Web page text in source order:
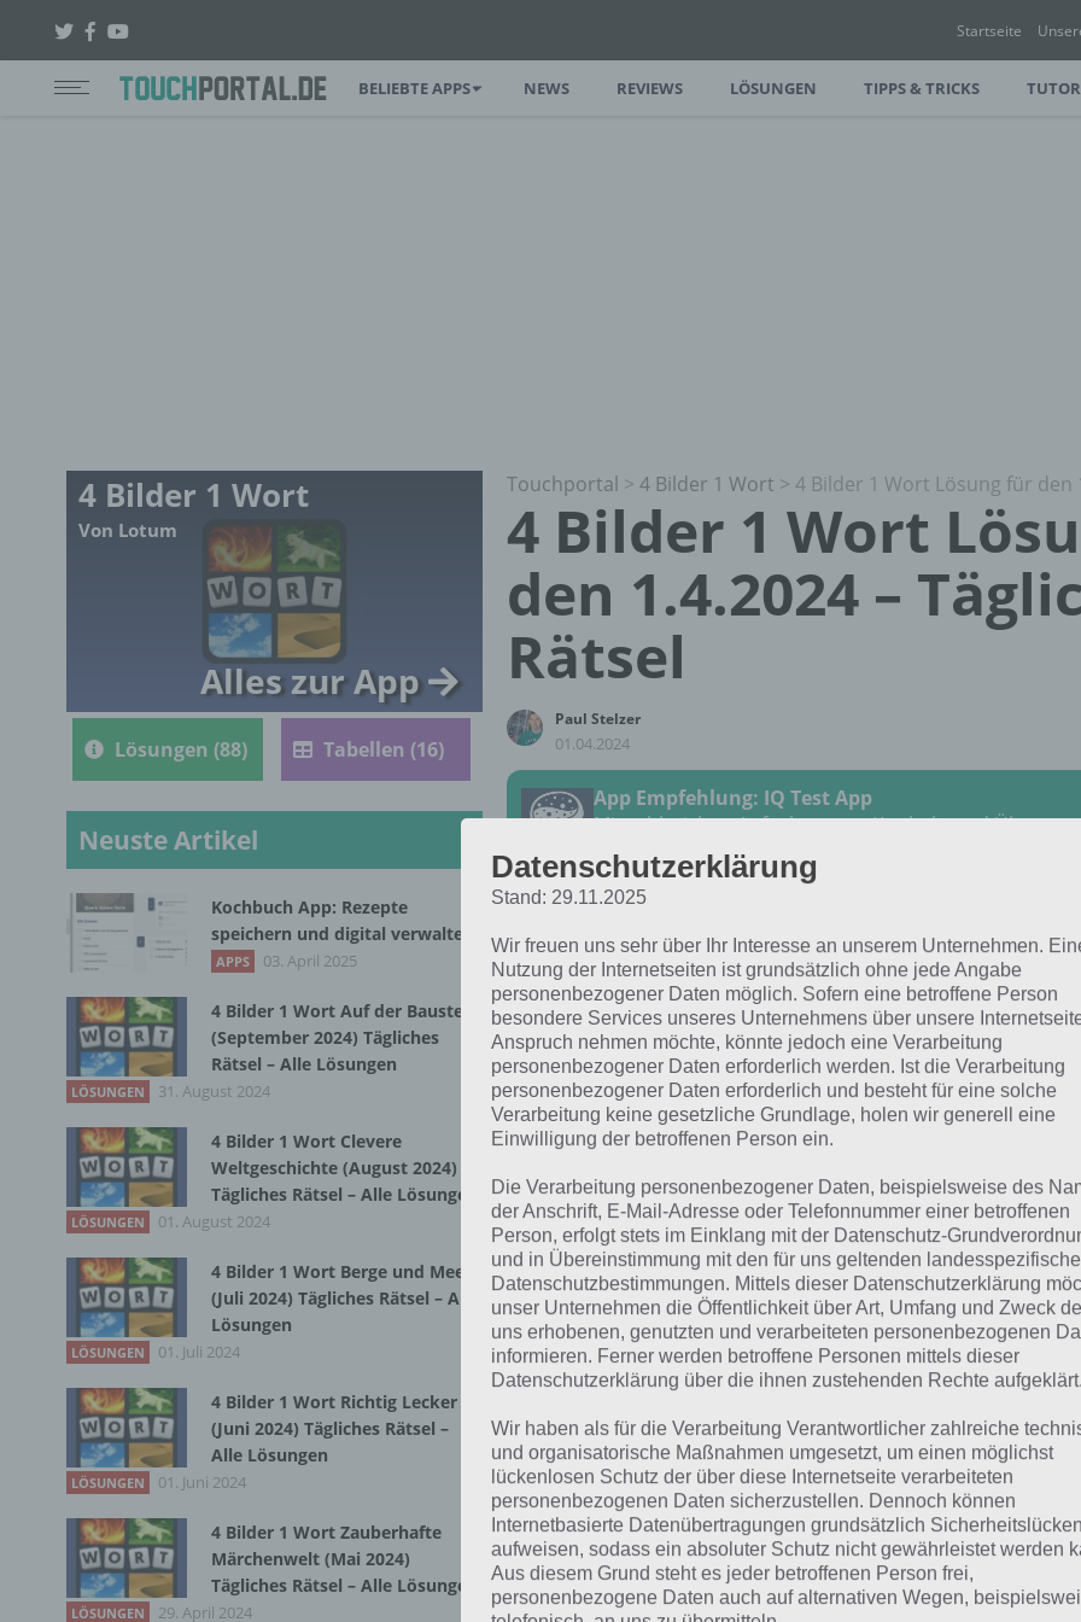
Startseite
BELIEBTE APPS NEWS REVIEWS LÖSUNGEN TIPPS & TRICKS
Touchportal > 4 Bilder 1 Wort > 4 Bilder 1 Wort Lösung für den
4 Bilder 1 Wort
den 1.4.2024 –
Rätsel
Paul Stelzer
01.04.2024
App Empfehlung: IQ Test App
Mit zahlreichen Aufgaben zum Knobeln und Üben
JETZT KOSTENLOS HERUNTERLADEN
Die Lösung für das tägliche Rätsel vom 1.4.2024 zu
2024 in 4 Bilder 1 Wort. Wenn du dort aktuell feststeckst,
BAD
Du suchst eine andere Lösung?
Rätsel aus dem Jahr 2023: Schau mal, was vor einem Jahr,
gesucht war
Zur Übersicht:4 Bilder 1 Wort Lösungen zu Gemütliches
4 Bilder 1 Wort
Von Lotum
Alles zur App
Lösungen (88) Tabellen (16)
Neuste Artikel
Kochbuch App: Rezepte
speichern und digital verwalten
APPS 03. April 2025
4 Bilder 1 Wort Auf der Baustelle
(September 2024) Tägliches
Rätsel – Alle Lösungen
LÖSUNGEN 31. August 2024
4 Bilder 1 Wort Clevere
Weltgeschichte (August 2024)
Tägliches Rätsel – Alle Lösungen
LÖSUNGEN 01. August 2024
4 Bilder 1 Wort Berge und Meer
(Juli 2024) Tägliches Rätsel – Alle
Lösungen
LÖSUNGEN 01. Juli 2024
4 Bilder 1 Wort Richtig Lecker
(Juni 2024) Tägliches Rätsel –
Alle Lösungen
LÖSUNGEN 01. Juni 2024
4 Bilder 1 Wort Zauberhafte
Märchenwelt (Mai 2024)
Tägliches Rätsel – Alle Lösungen
LÖSUNGEN 29. April 2024
Datenschutzerklärung
Stand: 29.11.2025
Wir freuen uns sehr über Ihr Interesse an unserem Unternehmen.
Nutzung der Internetseiten ist grundsätzlich ohne jede Angabe
personenbezogener Daten möglich. Sofern eine betroffene Person
besondere Services unseres Unternehmens über unsere
Anspruch nehmen möchte, könnte jedoch eine Verarbeitung
personenbezogener Daten erforderlich werden. Ist die Verarbeitung
personenbezogener Daten erforderlich und besteht für eine solche
Verarbeitung keine gesetzliche Grundlage, holen wir generell eine
Einwilligung der betroffenen Person ein.
Die Verarbeitung personenbezogener Daten, beispielsweise des
der Anschrift, E-Mail-Adresse oder Telefonnummer einer betroffenen
Person, erfolgt stets im Einklang mit der Datenschutz-
und in Übereinstimmung mit den für uns geltenden
Datenschutzbestimmungen. Mittels dieser Datenschutzerklärung
unser Unternehmen die Öffentlichkeit über Art, Umfang und Zweck
uns erhobenen, genutzten und verarbeiteten personenbezogenen
informieren. Ferner werden betroffene Personen mittels dieser
Datenschutzerklärung über die ihnen zustehenden Rechte aufgeklärt.
Wir haben als für die Verarbeitung Verantwortlicher zahlreiche
und organisatorische Maßnahmen umgesetzt, um einen möglichst
lückenlosen Schutz der über diese Internetseite verarbeiteten
personenbezogenen Daten sicherzustellen. Dennoch können
Internetbasierte Datenübertragungen grundsätzlich Sicherheitslücken
aufweisen, sodass ein absoluter Schutz nicht gewährleistet werden
Aus diesem Grund steht es jeder betroffenen Person frei,
personenbezogene Daten auch auf alternativen Wegen,